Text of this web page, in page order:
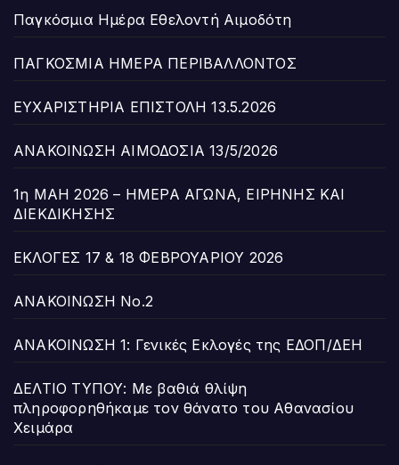
Παγκόσμια Ημέρα Εθελοντή Αιμοδότη
ΠΑΓΚΟΣΜΙΑ ΗΜΕΡΑ ΠΕΡΙΒΑΛΛΟΝΤΟΣ
ΕΥΧΑΡΙΣΤΗΡΙΑ ΕΠΙΣΤΟΛΗ 13.5.2026
ΑΝΑΚΟΙΝΩΣΗ ΑΙΜΟΔΟΣΙΑ 13/5/2026
1η ΜΑΗ 2026 – ΗΜΕΡΑ ΑΓΩΝΑ, ΕΙΡΗΝΗΣ ΚΑΙ
ΔΙΕΚΔΙΚΗΣΗΣ
ΕΚΛΟΓΕΣ 17 & 18 ΦΕΒΡΟΥΑΡΙΟΥ 2026
ΑΝΑΚΟΙΝΩΣΗ Νο.2
ΑΝΑΚΟΙΝΩΣΗ 1: Γενικές Εκλογές της ΕΔΟΠ/ΔΕΗ
ΔΕΛΤΙΟ ΤΥΠΟΥ: Με βαθιά θλίψη
πληροφορηθήκαμε τον θάνατο του Αθανασίου
Χειμάρα